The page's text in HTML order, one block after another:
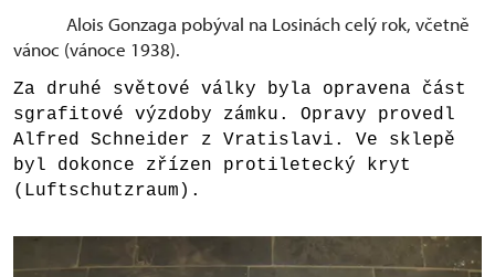
Alois Gonzaga pobýval na Losinách celý rok, včetně
vánoc (vánoce 1938).
Za druhé světové války byla opravena část
sgrafitové výzdoby zámku. Opravy provedl
Alfred Schneider z Vratislavi. Ve sklepě
byl dokonce zřízen protiletecký kryt
(Luftschutzraum).